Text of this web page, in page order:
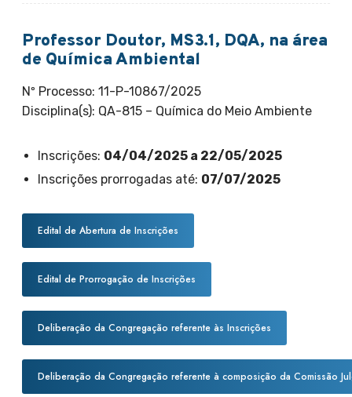
Professor Doutor, MS3.1, DQA, na área
de Química Ambiental
Nº Processo: 11-P-10867/2025
Disciplina(s): QA-815 – Química do Meio Ambiente
Inscrições: 04/04/2025 a 22/05/2025
Inscrições prorrogadas até: 07/07/2025
Edital de Abertura de Inscrições
Edital de Prorrogação de Inscrições
Deliberação da Congregação referente às Inscrições
Deliberação da Congregação referente à composição da Comissão